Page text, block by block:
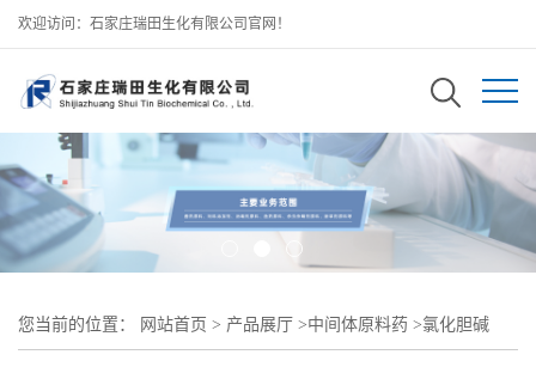
欢迎访问：石家庄瑞田生化有限公司官网！
您当前的位置： 网站首页 > 产品展厅 >中间体原料药 >氯化胆碱